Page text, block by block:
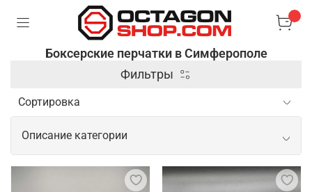
Боксерские перчатки в Симферополе
Фильтры
Описание категории
Боксерские перчатки в качественном